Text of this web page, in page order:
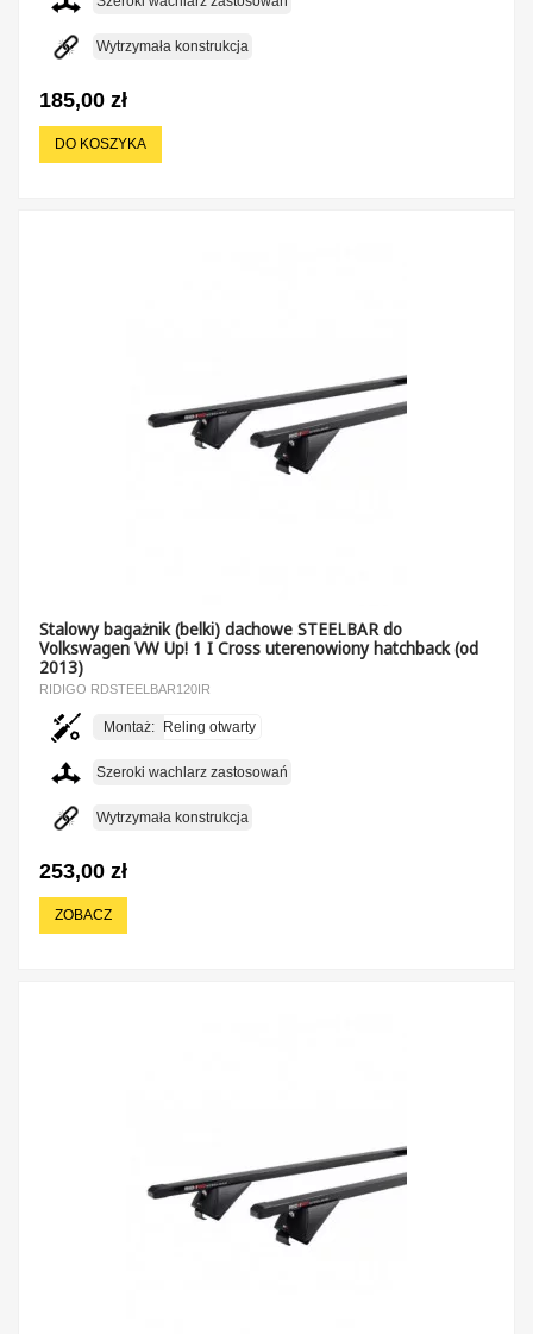
Wytrzymała konstrukcja
185,00 zł
DO KOSZYKA
Stalowy bagażnik (belki) dachowe STEELBAR do
Volkswagen VW Up! 1 I Cross uterenowiony hatchback (od
2013)
RIDIGO RDSTEELBAR120IR
Montaż: Reling otwarty
Szeroki wachlarz zastosowań
Wytrzymała konstrukcja
253,00 zł
ZOBACZ